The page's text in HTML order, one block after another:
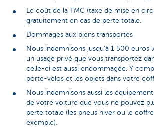
Le coût de la TMC (taxe de mise en
gratuitement en cas de perte totale.
Dommages aux biens transportés
Nous indemnisons jusqu'à 1 500 euros
un usage privé que vous transportez
celle-ci est aussi endommagée. Y
porte-vélos et les objets dans votre
Nous indemnisons aussi les
de votre voiture que vous ne pouvez
perte totale (les pneus hiver ou le
exemple).